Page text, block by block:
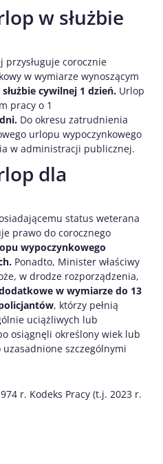
w służbie
przysługuje corocznie
w wymiarze wynoszącym
cywilnej 1 dzień. Urlop
pracy o 1
Do okresu zatrudnienia
urlopu wypoczynkowego
w administracji publicznej.
dla
status weterana
prawo do corocznego
wypoczynkowego
Ponadto, Minister właściwy
w drodze rozporządzenia,
w wymiarze do 13
, którzy pełnią
uciążliwych lub
osiągnęli określony wiek lub
szczególnymi
r. Kodeks Pracy (t.j. 2023 r.